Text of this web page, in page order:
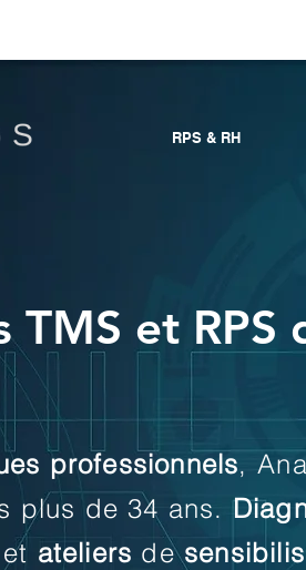
RPS & RH
TMS et
professionnels,
plus de 34 ans.
ateliers de